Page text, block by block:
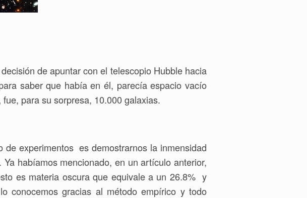
de apuntar con el telescopio Hubble hacia
saber que había en él, parecía espacio vacío
para su sorpresa, 10.000 galaxias.
experimentos es demostrarnos la inmensidad
habíamos mencionado, en un artículo anterior,
es materia oscura que equivale a un 26.8% y
conocemos gracias al método empírico y todo